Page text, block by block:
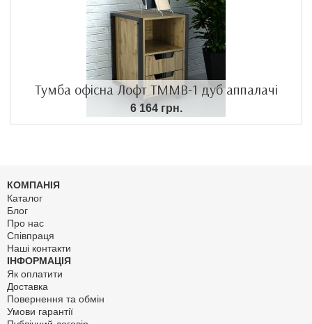
Тумба офісна Лофт ТММВ-1 дуб аппалачі
6 164 грн.
КОМПАНІЯ
Каталог
Блог
Про нас
Співпраця
Наші контакти
ІНФОРМАЦІЯ
Як оплатити
Доставка
Повернення та обмін
Умови гарантії